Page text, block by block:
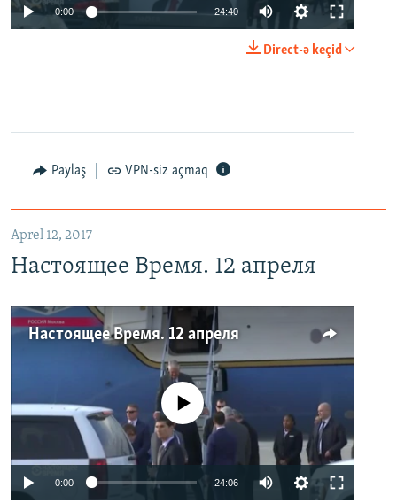
0:00 24:40
Direct-ə keçid
Paylaş VPN-siz açmaq
Aprel 12, 2017
Настоящее Время. 12 апреля
Настоящее Время. 12 апреля
No media source currently available
0:00 24:06